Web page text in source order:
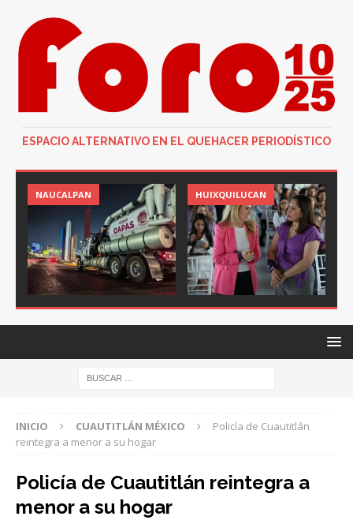
ESPACIO ALTERNATIVO EN EL QUEHACER PERIODÍSTICO
NAUCALPAN HUIXQUILUCAN
INICIO CUAUTITLÁN MÉXICO
Policía de Cuautitlán
reintegra a menor a su hogar
Policía de Cuautitlán reintegra a
menor a su hogar